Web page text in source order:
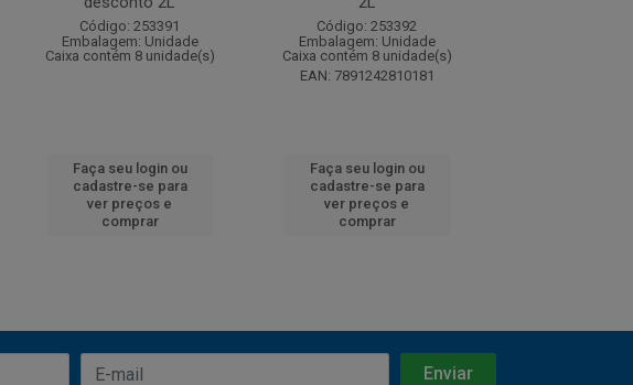
Código: 253391
Embalagem: Unidade
Caixa contém 8 unidade(s)
Faça seu login ou
cadastre-se para
ver preços e
comprar
Código: 253392
Embalagem: Unidade
Caixa contém 8 unidade(s)
EAN: 7891242810181
Faça seu login ou
cadastre-se para
ver preços e
comprar